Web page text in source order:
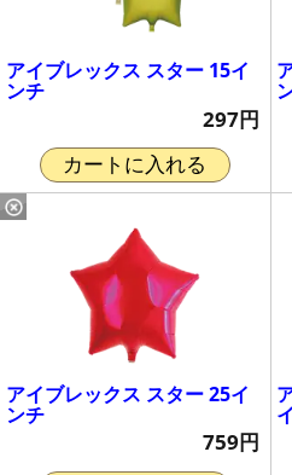
アイブレックス スター 15イ
ンチ
297円
カートに入れる
アイブレックス スター 25イ
ンチ
759円